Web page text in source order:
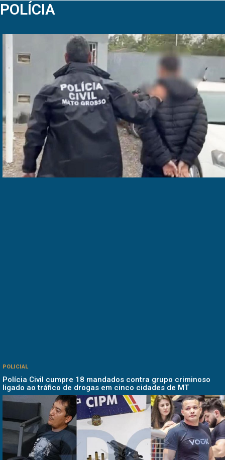
POLÍCIA
POLICIAL
Polícia Civil cumpre 18 mandados contra grupo criminoso
ligado ao tráfico de drogas em cinco cidades de MT